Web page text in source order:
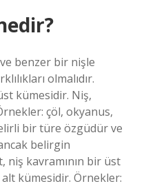
benzer bir nişle
olmalıdır.
kümesidir. Niş,
çöl, okyanus,
bir türe özgüdür ve
belirgin
niş kavramının bir üst
kümesidir. Örnekler: